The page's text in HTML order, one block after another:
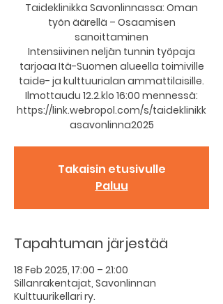
Taideklinikka Savonlinnassa: Oman
työn äärellä – Osaamisen
sanoittaminen
Intensiivinen neljän tunnin työpaja
tarjoaa Itä-Suomen alueella toimiville
taide- ja kulttuurialan ammattilaisille.
Ilmottaudu 12.2.klo 16:00 mennessä:
https://link.webropol.com/s/taideklinikk
asavonlinna2025
Takaisin etusivulle
Paluu
Tapahtuman järjestää
18 Feb 2025, 17:00 – 21:00
Sillanrakentajat, Savonlinnan
Kulttuurikellari ry.